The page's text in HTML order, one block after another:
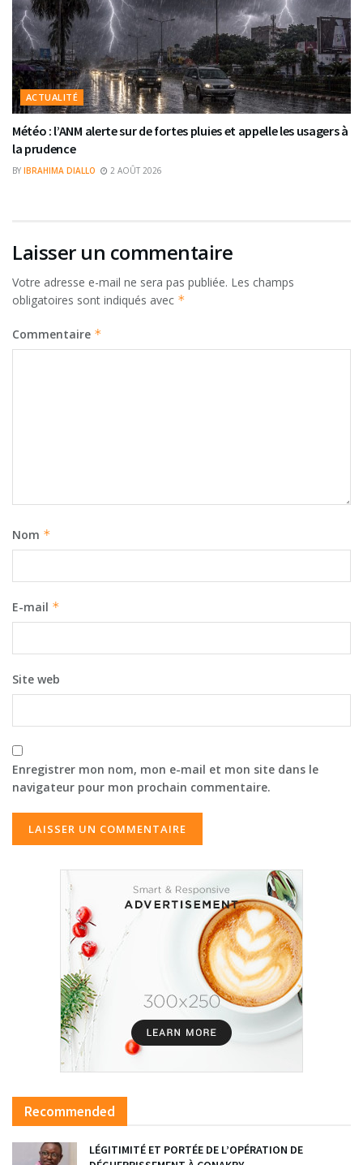
ACTUALITÉ
Météo : l’ANM alerte sur de fortes pluies et appelle les usagers à
la prudence
BY IBRAHIMA DIALLO 2 AOÛT 2026
Laisser un commentaire
Votre adresse e-mail ne sera pas publiée. Les champs
obligatoires sont indiqués avec *
Commentaire *
Nom *
E-mail *
Site web
Enregistrer mon nom, mon e-mail et mon site dans le
navigateur pour mon prochain commentaire.
Recommended
LÉGITIMITÉ ET PORTÉE DE L’OPÉRATION DE